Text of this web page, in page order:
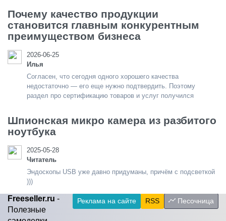
Почему качество продукции
становится главным конкурентным
преимуществом бизнеса
2026-06-25
Илья
Согласен, что сегодня одного хорошего качества
недостаточно — его еще нужно подтвердить. Поэтому
раздел про сертификацию товаров и услуг получился
Шпионская микро камера из разбитого
ноутбука
2025-05-28
Читатель
Эндоскопы USB уже давно придуманы, причём с подсветкой
)))
Песочница
RSS
Реклама на сайте
Freeseller.ru -
Полезные